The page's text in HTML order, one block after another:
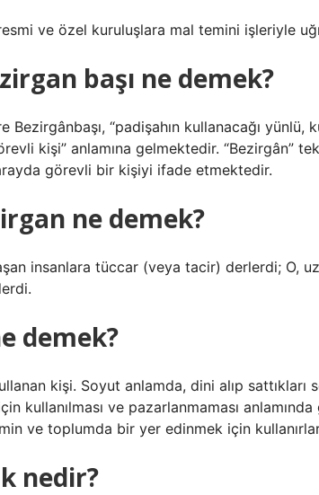
ve özel kuruluşlara mal temini işleriyle
başı ne demek?
Bezirgânbaşı, “padişahın kullanacağı yünlü,
kişi” anlamına gelmektedir. “Bezirgân” tek
görevli bir kişiyi ifade etmektedir.
ne demek?
insanlara tüccar (veya tacir) derlerdi; O,
demek?
kişi. Soyut anlamda, dini alıp sattıkları
kullanılması ve pazarlanmaması
ve toplumda bir yer edinmek için
nedir?